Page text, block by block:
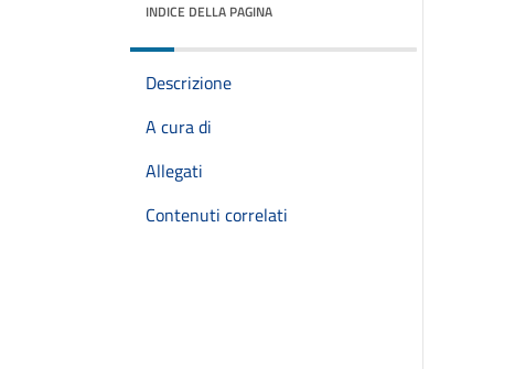
INDICE DELLA PAGINA
Descrizione
A cura di
Allegati
Contenuti correlati